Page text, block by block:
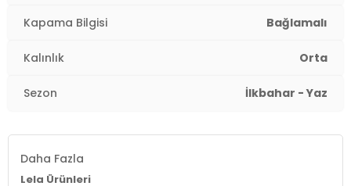
Kapama Bilgisi Bağlamalı
Kalınlık Orta
Sezon İlkbahar - Yaz
Daha Fazla
Lela Ürünleri